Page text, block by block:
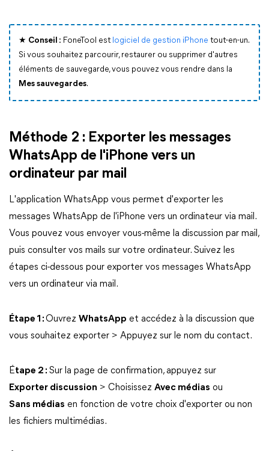
★ Conseil : FoneTool est logiciel de gestion iPhone tout-en-un.
Si vous souhaitez parcourir, restaurer ou supprimer d'autres
éléments de sauvegarde, vous pouvez vous rendre dans la
Mes sauvegardes.
Méthode 2 : Exporter les messages
WhatsApp de l'iPhone vers un
ordinateur par mail
L'application WhatsApp vous permet d'exporter les
messages WhatsApp de l'iPhone vers un ordinateur via mail.
Vous pouvez vous envoyer vous-même la discussion par mail,
puis consulter vos mails sur votre ordinateur. Suivez les
étapes ci-dessous pour exporter vos messages WhatsApp
vers un ordinateur via mail.
Étape 1 :Ouvrez WhatsApp et accédez à la discussion que
vous souhaitez exporter > Appuyez sur le nom du contact.
Étape 2 : Sur la page de confirmation, appuyez sur
Exporter discussion > Choisissez Avec médias ou
Sans médias en fonction de votre choix d'exporter ou non
les fichiers multimédias.